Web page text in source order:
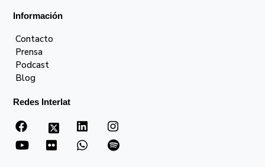
Información
Contacto
Prensa
Podcast
Blog
Redes Interlat